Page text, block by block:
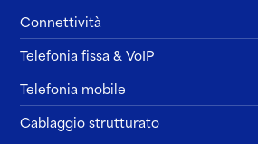
Connettività
Telefonia fissa & VoIP
Telefonia mobile
Cablaggio strutturato